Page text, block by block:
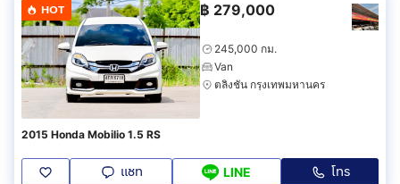
HOT ฿ 279,000
245,000 กม.
Van
ตลิ่งชัน กรุงเทพมหานคร
2015 Honda Mobilio 1.5 RS
แชท LINE โทร